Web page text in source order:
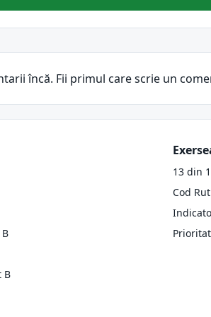
încă. Fii primul care scrie un
B
13 din
Cod